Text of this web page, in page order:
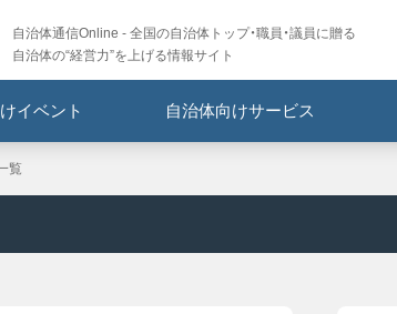
自治体通信Online - 全国の自治体トップ・職員・議員に贈る
自治体の“経営力”を上げる情報サイト
イベント 自治体向けサービス
覧